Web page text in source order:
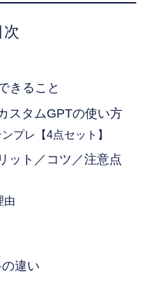
次
きること
スタムGPTの使い方
プレ【4点セット】
ット／コツ／注意点
由
違い